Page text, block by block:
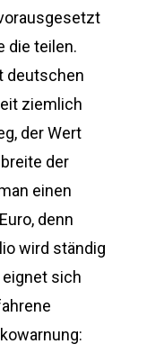
die teilen.
deutschen
ziemlich
der Wert
der
einen
denn
wird ständig
sich